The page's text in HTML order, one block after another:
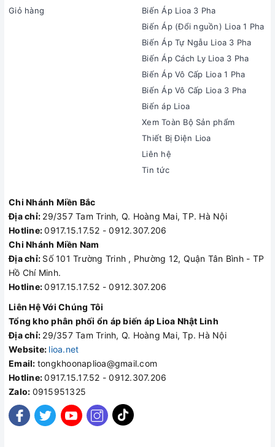
Giỏ hàng
Biến Áp Lioa 3 Pha
Biến Áp (Đổi nguồn) Lioa 1 Pha
Biến Áp Tự Ngẫu Lioa 3 Pha
Biến Áp Cách Ly Lioa 3 Pha
Biến Áp Vô Cấp Lioa 1 Pha
Biến Áp Vô Cấp Lioa 3 Pha
Biến áp Lioa
Xem Toàn Bộ Sản phẩm
Thiết Bị Điện Lioa
Liên hệ
Tin tức
Chi Nhánh Miền Bắc
Địa chỉ: 29/357 Tam Trinh, Q. Hoàng Mai, TP. Hà Nội
Hotline:0917.15.17.52 - 0912.307.206
Chi Nhánh Miền Nam
Địa chỉ: Số 101 Trường Trinh , Phường 12, Quận Tân Bình - TP
Hồ Chí Minh.
Hotline:0917.15.17.52 - 0912.307.206
Liên Hệ Với Chúng Tôi
Tổng kho phân phối ổn áp biến áp Lioa Nhật Linh
Địa chỉ: 29/357 Tam Trinh, Q. Hoàng Mai, Tp. Hà Nội
Website: lioa.net
Email: tongkhoonaplioa@gmail.com
Hotline:0917.15.17.52 - 0912.307.206
Zalo: 0915951325